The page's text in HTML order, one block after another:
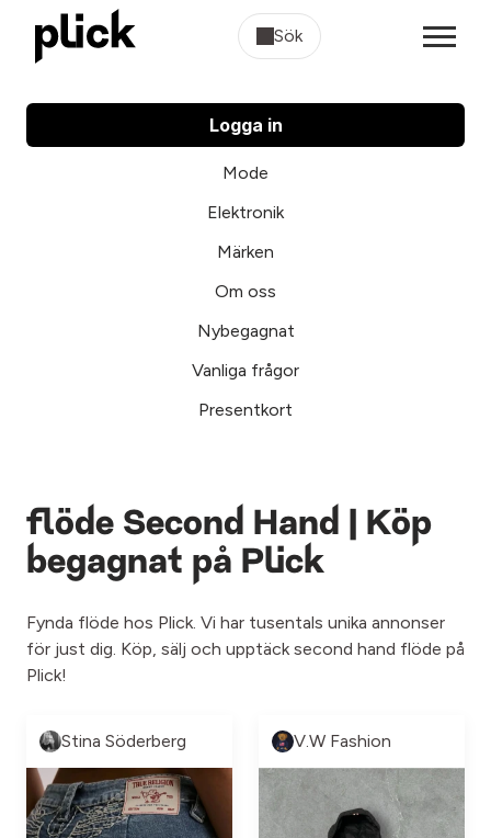
Sök
Logga in
Mode
Elektronik
Märken
Om oss
Nybegagnat
Vanliga frågor
Presentkort
flöde Second Hand | Köp
begagnat på Plick
Fynda flöde hos Plick. Vi har tusentals unika annonser
för just dig. Köp, sälj och upptäck second hand flöde på
Plick!
Stina Söderberg V.W Fashion